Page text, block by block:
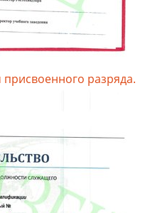
разряда.